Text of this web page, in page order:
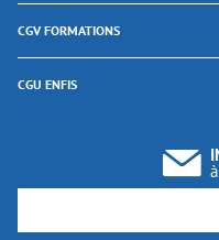
CGV FORMATIONS
CGU ENFIS